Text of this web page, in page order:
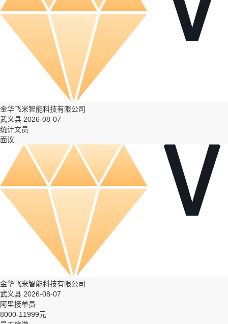
金华飞米智能科技有限公司
武义县 2026-08-07
统计文员
面议
金华飞米智能科技有限公司
武义县 2026-08-07
阿里接单员
8000-11999元